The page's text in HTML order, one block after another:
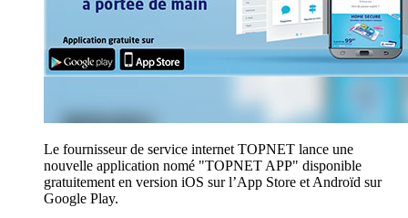
Le fournisseur de service internet TOPNET lance une
nouvelle application nomé "TOPNET APP" disponible
gratuitement en version iOS sur l’App Store et Androïd sur
Google Play.